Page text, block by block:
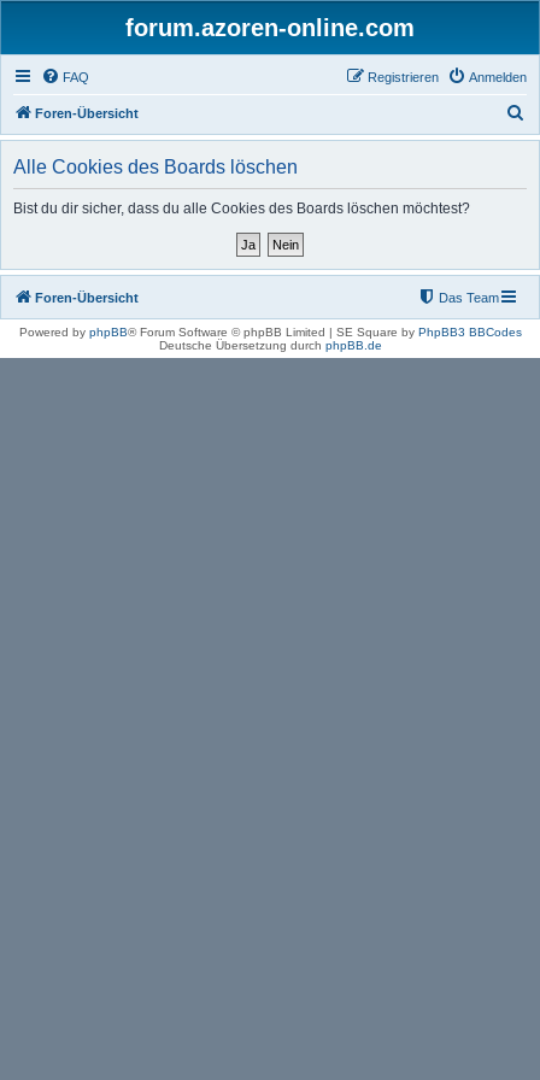
forum.azoren-online.com
FAQ Anmelden
Registrieren
Foren-Übersicht
u
Alle Cookies des Boards löschen
Bist du dir sicher, dass du alle Cookies des Boards löschen möchtest?
Foren-Übersicht Das Team
Powered by phpBB® Forum Software © phpBB Limited | SE Square by PhpBB3 BBCodes
Deutsche Übersetzung durch phpBB.de